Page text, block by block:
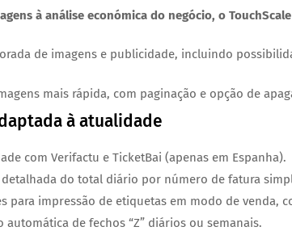
à análise económica do negócio, o
de imagens e publicidade, incluindo
mais rápida, com paginação e opção de
à atualidade
com Verifactu e TicketBai (apenas em Espanha).
detalhada do total diário por número de fatura
para impressão de etiquetas em modo de venda,
automática de fechos “Z” diários ou semanais.